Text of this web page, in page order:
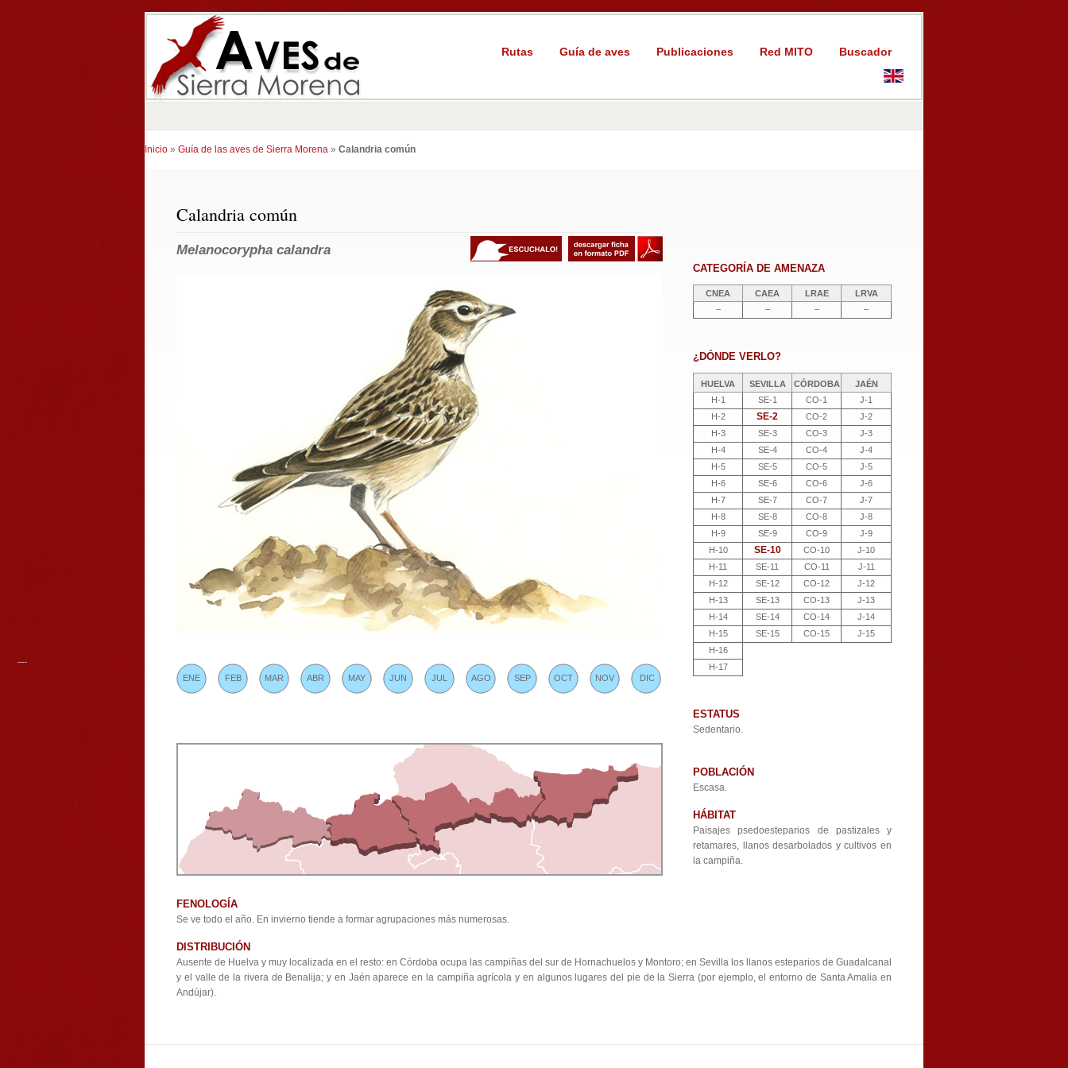
Rutas Guía de aves Publicaciones Red MITO Buscador
Inicio » Guía de las aves de Sierra Morena » Calandria común
Calandria común
Melanocorypha calandra
ENE FEB MAR ABR MAY JUN JUL AGO SEP OCT NOV DIC
CATEGORÍA DE AMENAZA
CNEA CAEA LRAE
LRVA
–
– – –
¿DÓNDE VERLO?
HUELVA SEVILLA CÓRDOBA
JAÉN
H-1
SE-1 CO-1
J-1
H-2
SE-2 CO-2
J-2
H-3
SE-3 CO-3
J-3
H-4
SE-4 CO-4
J-4
H-5
SE-5 CO-5
J-5
H-6
SE-6 CO-6
J-6
H-7
SE-7 CO-7
J-7
H-8
SE-8 CO-8
J-8
H-9
SE-9 CO-9
J-9
H-10
SE-10 CO-10
J-10
H-11
SE-11 CO-11
J-11
H-12
SE-12 CO-12
J-12
H-13
SE-13 CO-13
J-13
H-14
SE-14 CO-14
J-14
H-15
SE-15 CO-15
J-15
H-16
H-17
ESTATUS
Sedentario.
POBLACIÓN
Escasa.
HÁBITAT
Paisajes psedoesteparios de pastizales y
retamares, llanos desarbolados y cultivos en
la campiña.
FENOLOGÍA
Se ve todo el año. En invierno tiende a formar agrupaciones más numerosas.
DISTRIBUCIÓN
Ausente de Huelva y muy localizada en el resto: en Córdoba ocupa las campiñas del sur de Hornachuelos y Montoro; en Sevilla los llanos esteparios de Guadalcanal
y el valle de la rivera de Benalija; y en Jaén aparece en la campiña agrícola y en algunos lugares del pie de la Sierra (por ejemplo, el entorno de Santa Amalia en
Andújar).